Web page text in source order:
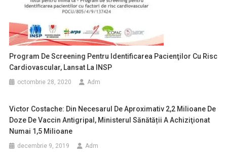
Program De Screening Pentru Identificarea Pacienţilor Cu Risc
Cardiovascular, Lansat La INSP
octombrie 28, 2020 Adm
Victor Costache: Din Necesarul De Aproximativ 2,2 Milioane De
Doze De Vaccin Antigripal, Ministerul Sănătății A Achiziţionat
Numai 1,5 Milioane
decembrie 9, 2019 Adm